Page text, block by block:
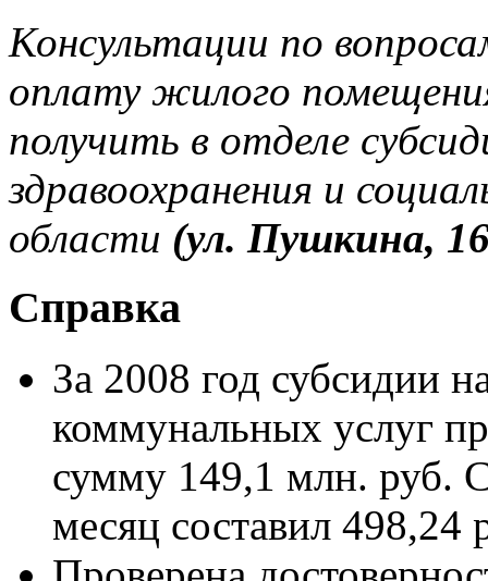
Консультации по
оплату жилого
получить в отделе
здравоохранения и
области (ул. Пушкина,
Справка
За 2008 год субсидии
коммунальных услуг
сумму 149,1 млн. руб.
месяц составил 498,24